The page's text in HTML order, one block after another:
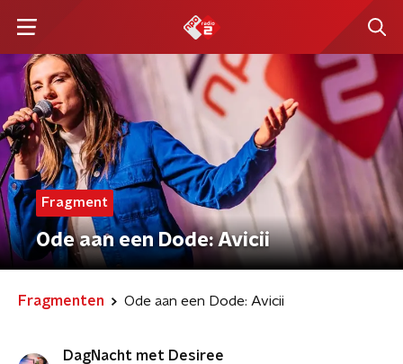
Fragment
Ode aan een Dode: Avicii
Fragmenten Ode aan een Dode: Avicii
DagNacht met Desiree